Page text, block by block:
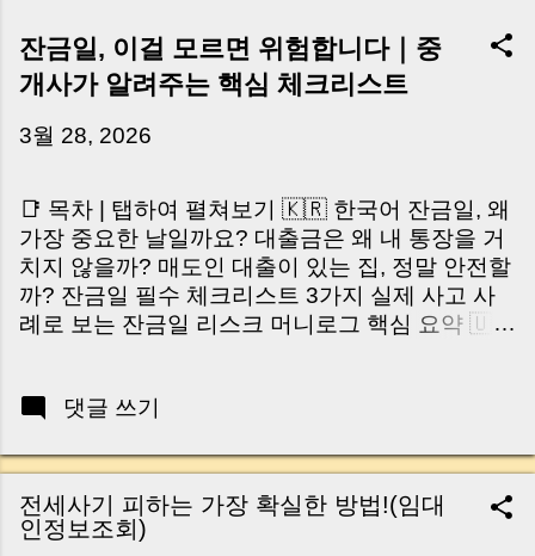
잔금일, 이걸 모르면 위험합니다｜중
개사가 알려주는 핵심 체크리스트
3월 28, 2026
📑 목차 | 탭하여 펼쳐보기 🇰🇷 한국어 잔금일, 왜
가장 중요한 날일까요? 대출금은 왜 내 통장을 거
치지 않을까? 매도인 대출이 있는 집, 정말 안전할
까? 잔금일 필수 체크리스트 3가지 실제 사고 사
례로 보는 잔금일 리스크 머니로그 핵심 요약 🇺🇸
Safe If the Seller Has a Loan? 3 Must-Check
to Avoid MoneyLog Key Takeaway 혹시 이런 생
각 해보신 적 있으신가요? “잔금일… 그냥 돈 보내
고 끝나는 거 아닌가요?” 하지만 현장에서 보면 전
댓글 쓰기
전세사기 피하는 가장 확실한 방법!(임대
인정보조회)